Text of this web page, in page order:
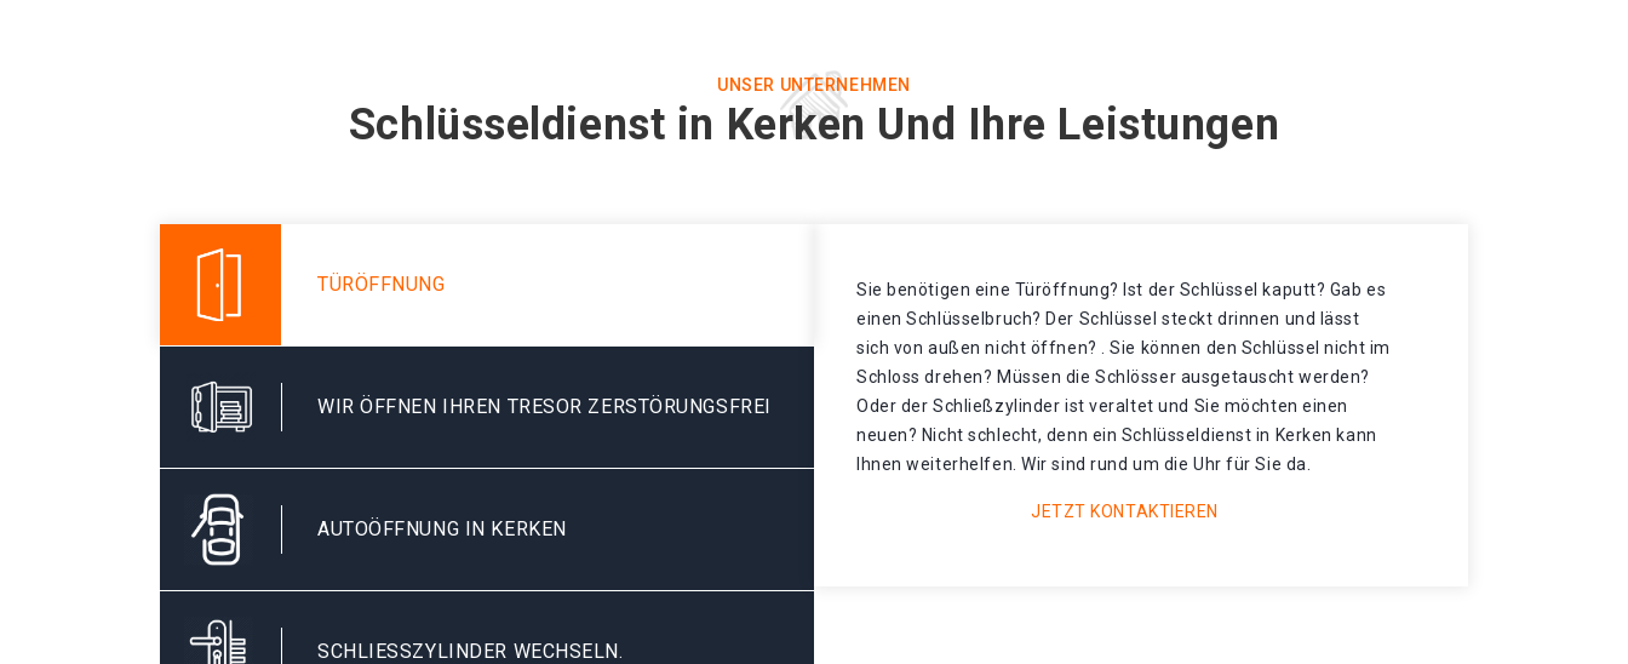
UNSER UNTERNEHMEN
Schlüsseldienst in Kerken Und Ihre Leistungen
TÜRÖFFNUNG
WIR ÖFFNEN IHREN TRESOR ZERSTÖRUNGSFREI
AUTOÖFFNUNG IN KERKEN
SCHLIESSZYLINDER WECHSELN.
Sie benötigen eine Türöffnung? Ist der Schlüssel kaputt? Gab es
einen Schlüsselbruch? Der Schlüssel steckt drinnen und lässt
sich von außen nicht öffnen? . Sie können den Schlüssel nicht im
Schloss drehen? Müssen die Schlösser ausgetauscht werden?
Oder der Schließzylinder ist veraltet und Sie möchten einen
neuen? Nicht schlecht, denn ein Schlüsseldienst in Kerken kann
Ihnen weiterhelfen. Wir sind rund um die Uhr für Sie da.
JETZT KONTAKTIEREN